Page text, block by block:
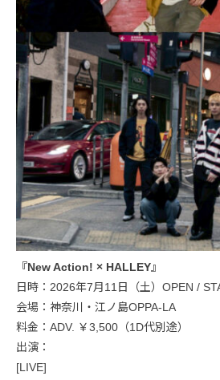
『New Action! × HALLEY』
日時：2026年7月11日（土）OPEN /
会場：神奈川・江ノ島OPPA-LA
料金：ADV. ￥3,500（1D代別途）
出演：
[LIVE]